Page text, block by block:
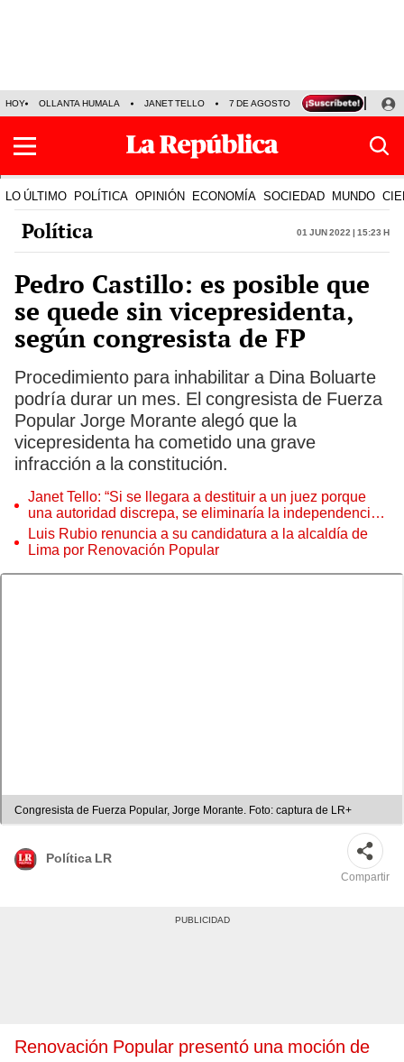
HOY OLLANTA HUMALA JANET TELLO 7 DE AGOSTO TINKA RESULTADOS
LO ÚLTIMO POLÍTICA OPINIÓN ECONOMÍA SOCIEDAD MUNDO
Política 01 Jun 2022 | 15:23 h
Pedro Castillo: es posible que
se quede sin vicepresidenta,
según congresista de FP
Procedimiento para inhabilitar a Dina Boluarte
podría durar un mes. El congresista de Fuerza
Popular Jorge Morante alegó que la
vicepresidenta ha cometido una grave
infracción a la constitución.
Janet Tello: “Si se llegara a destituir a un juez porque
una autoridad discrepa, se eliminaría la independencia
judicial”
Luis Rubio renuncia a su candidatura a la alcaldía de
Lima por Renovación Popular
Congresista de Fuerza Popular, Jorge Morante. Foto: captura de LR+
Política LR
Compartir
Renovación Popular presentó una moción de